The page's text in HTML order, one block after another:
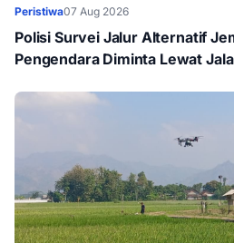
Peristiwa07 Aug 2026
Polisi Survei Jalur Alternatif
Pengendara Diminta Lewat